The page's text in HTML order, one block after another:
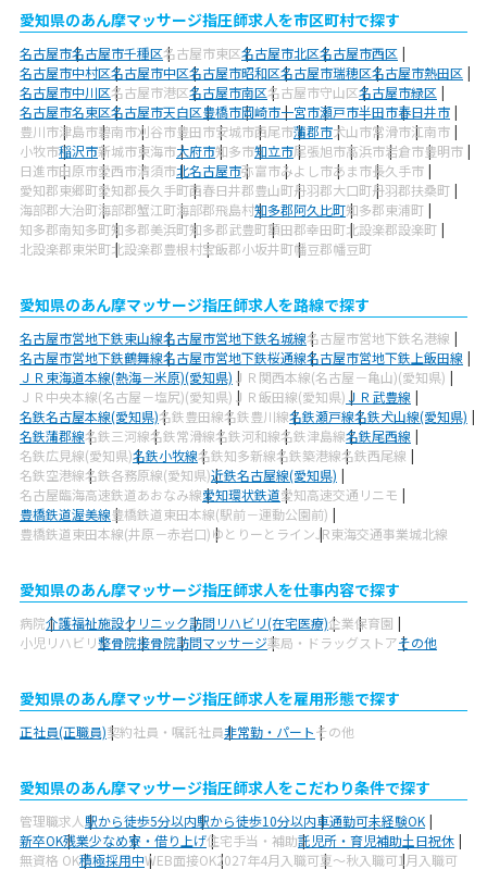
愛知県のあん摩マッサージ指圧師求人を市区町村で探す
名古屋市名古屋市千種区名古屋市東区名古屋市北区名古屋市西区
名古屋市中村区名古屋市中区名古屋市昭和区名古屋市瑞穂区名古屋市熱田区
名古屋市中川区名古屋市港区名古屋市南区名古屋市守山区名古屋市緑区
名古屋市名東区名古屋市天白区豊橋市岡崎市一宮市瀬戸市半田市春日井市
豊川市津島市碧南市刈谷市豊田市安城市西尾市蒲郡市犬山市常滑市江南市
小牧市稲沢市新城市東海市大府市知多市知立市尾張旭市高浜市岩倉市豊明市
日進市田原市愛西市清須市北名古屋市弥富市みよし市あま市長久手市
愛知郡東郷町愛知郡長久手町西春日井郡豊山町丹羽郡大口町丹羽郡扶桑町
海部郡大治町海部郡蟹江町海部郡飛島村知多郡阿久比町知多郡東浦町
知多郡南知多町知多郡美浜町知多郡武豊町額田郡幸田町北設楽郡設楽町
北設楽郡東栄町北設楽郡豊根村宝飯郡小坂井町幡豆郡幡豆町
愛知県のあん摩マッサージ指圧師求人を路線で探す
名古屋市営地下鉄東山線名古屋市営地下鉄名城線名古屋市営地下鉄名港線
名古屋市営地下鉄鶴舞線名古屋市営地下鉄桜通線名古屋市営地下鉄上飯田線
ＪＲ東海道本線(熱海－米原)(愛知県) ＪＲ関西本線(名古屋－亀山)(愛知県)
ＪＲ中央本線(名古屋－塩尻)(愛知県) ＪＲ飯田線(愛知県)ＪＲ武豊線
名鉄名古屋本線(愛知県)名鉄豊田線名鉄豊川線名鉄瀬戸線名鉄犬山線(愛知県)
名鉄蒲郡線名鉄三河線名鉄常滑線名鉄河和線名鉄津島線名鉄尾西線
名鉄広見線(愛知県)名鉄小牧線名鉄知多新線名鉄築港線名鉄西尾線
名鉄空港線名鉄各務原線(愛知県)近鉄名古屋線(愛知県)
名古屋臨海高速鉄道あおなみ線愛知環状鉄道愛知高速交通リニモ
豊橋鉄道渥美線豊橋鉄道東田本線(駅前－運動公園前)
豊橋鉄道東田本線(井原－赤岩口)ゆとりーとラインJR東海交通事業城北線
愛知県のあん摩マッサージ指圧師求人を仕事内容で探す
病院介護福祉施設クリニック訪問リハビリ(在宅医療)企業保育園
小児リハビリ整骨院接骨院訪問マッサージ薬局・ドラッグストアその他
愛知県のあん摩マッサージ指圧師求人を雇用形態で探す
正社員(正職員)契約社員・嘱託社員非常勤・パートその他
愛知県のあん摩マッサージ指圧師求人をこだわり条件で探す
管理職求人駅から徒歩5分以内駅から徒歩10分以内車通勤可未経験OK
新卒OK残業少なめ寮・借り上げ住宅手当・補助託児所・育児補助土日祝休
無資格 OK積極採用中WEB面接OK2027年4月入職可夏～秋入職可1月入職可